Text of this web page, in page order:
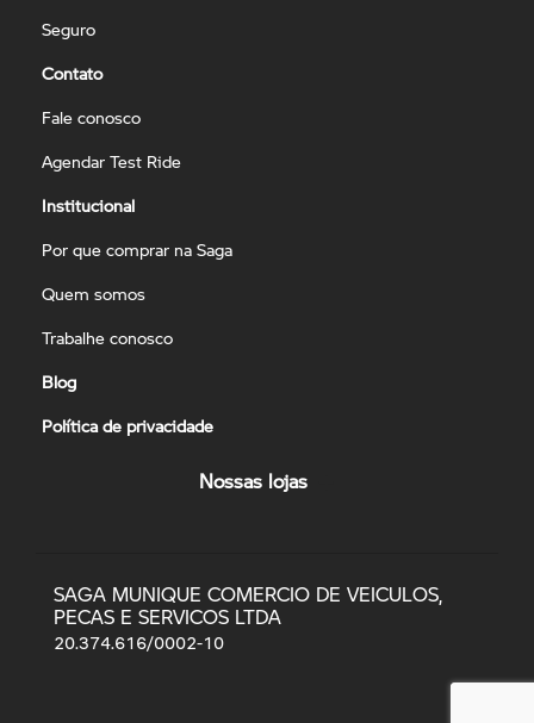
Seguro
Contato
Fale conosco
Agendar Test Ride
Institucional
Por que comprar na Saga
Quem somos
Trabalhe conosco
Blog
Política de privacidade
Nossas lojas
SAGA MUNIQUE COMERCIO DE VEICULOS,
PECAS E SERVICOS LTDA
20.374.616/0002-10